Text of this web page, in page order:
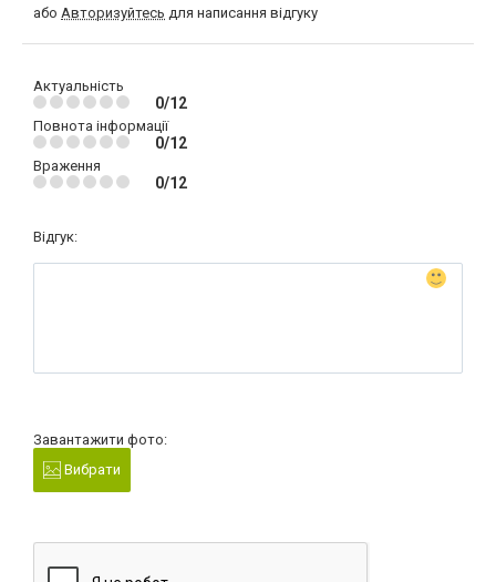
або Авторизуйтесь для написання відгуку
Актуальність
0/12
Повнота інформації
0/12
Враження
0/12
Відгук:
Завантажити фото:
Вибрати